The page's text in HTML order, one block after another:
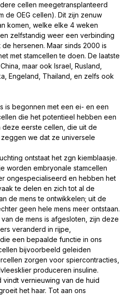
cellen meegetransplanteerd
de OEG cellen). Dit zijn zenuw
komen, welke elke 4 weken
zelfstandig weer een verbinding
hersenen. Maar sinds 2000 is
met stamcellen te doen. De laatste
maar ook Israel, Rusland,
Engeland, Thailand, en zelfs ook
is begonnen met een ei- en een
die het potentieel hebben een
deze eerste cellen, die uit de
we dat ze universele
ontstaat het zgn kiemblaasje.
worden embryonale stamcellen
ongespecialiseerd en hebben het
te delen en zich tot al de
de mens te ontwikkelen; uit de
geen hele mens meer ontstaan.
de mens is afgesloten, zijn deze
veranderd in rijpe,
een bepaalde functie in ons
bijvoorbeeld geleiden
zorgen voor spiercontracties,
produceren insuline.
vernieuwing van de huid
het haar. Tot aan ons